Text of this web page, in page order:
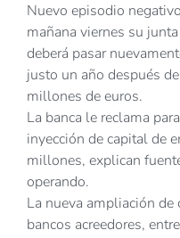
Nuevo episodio
mañana viernes su
deberá pasar
justo un año después
millones de euros.
La banca le reclama
inyección de capital de
millones, explican
operando.
La nueva ampliación
bancos acreedores,